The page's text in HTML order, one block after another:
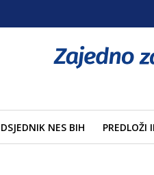
NES BIH PREDLOŽI